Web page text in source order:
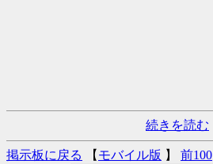
続きを読む
掲示板に戻る 【 モバイル版 】 前100